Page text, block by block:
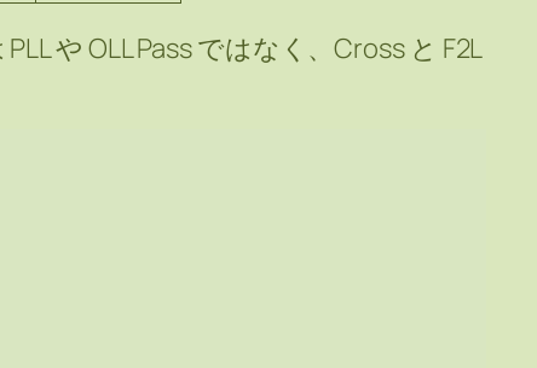
や OLL Pass ではなく、Cross と F2L